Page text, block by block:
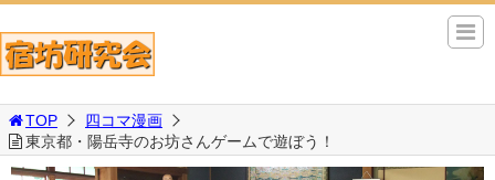
TOP
四コマ漫画
東京都・陽岳寺のお坊さんゲームで遊ぼう！